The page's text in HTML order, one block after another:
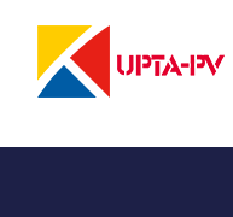
contenido